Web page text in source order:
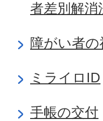
者差別解消
障がい者
ミライロID
手帳の交付